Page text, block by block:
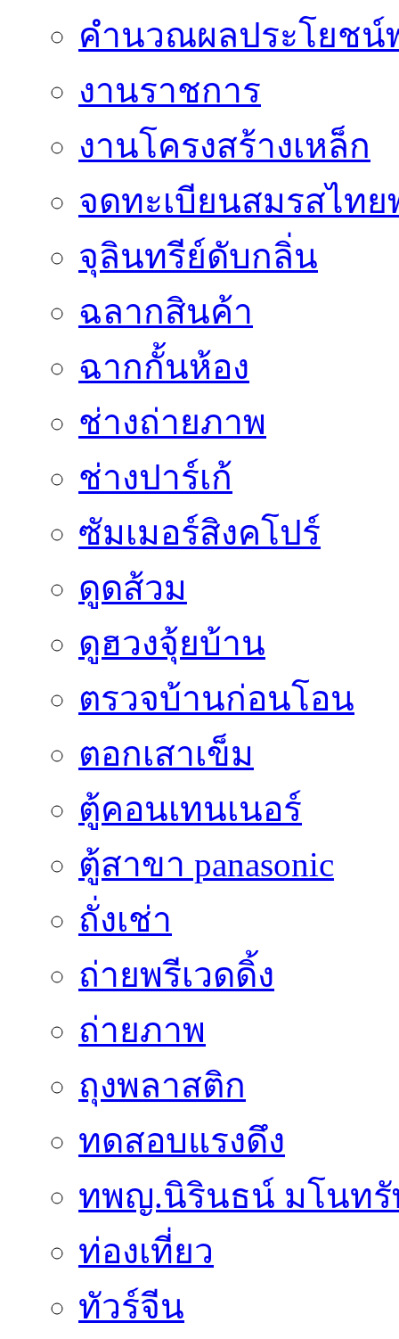
คำนวณผลประโยชน์
งานราชการ
งานโครงสร้างเหล็ก
จดทะเบียนสมรสไท
จุลินทรีย์ดับกลิ่น
ฉลากสินค้า
ฉากกั้นห้อง
ช่างถ่ายภาพ
ช่างปาร์เก้
ซัมเมอร์สิงคโปร์
ดูดส้วม
ดูฮวงจุ้ยบ้าน
ตรวจบ้านก่อนโอน
ตอกเสาเข็ม
ตู้คอนเทนเนอร์
ตู้สาขา panasonic
ถั่งเช่า
ถ่ายพรีเวดดิ้ง
ถ่ายภาพ
ถุงพลาสติก
ทดสอบแรงดึง
ทพญ.นิรินธน์ มโนท
ท่องเที่ยว
ทัวร์จีน